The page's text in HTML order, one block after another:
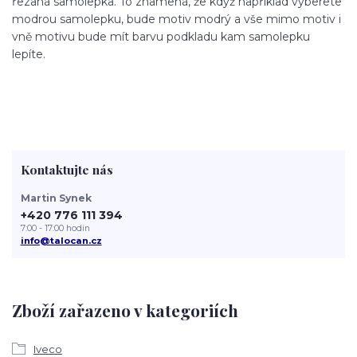
modrou samolepku, bude motiv modrý a vše mimo motiv i
vně motivu bude mít barvu podkladu kam samolepku
lepíte.
Zboží zařazeno v kategoriích
Iveco
Kontaktujte nás
Martin Synek
+420 776 111 394
7:00 - 17:00 hodin
info@talocan.cz